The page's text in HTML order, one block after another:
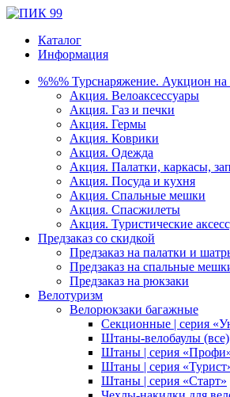
Каталог
Информация
%%% Турснаряжение. Аукцион
Акция. Велоаксессуары
Акция. Газ и печки
Акция. Гермы
Акция. Коврики
Акция. Одежда
Акция. Палатки, каркасы,
Акция. Посуда и кухня
Акция. Спальные мешки
Акция. Спасжилеты
Акция. Туристические
Предзаказ со скидкой
Предзаказ на палатки и
Предзаказ на спальные
Предзаказ на рюкзаки
Велотуризм
Велорюкзаки багажные
Секционные | серия
Штаны-велобаулы (все)
Штаны | серия
Штаны | серия
Штаны | серия «Старт»